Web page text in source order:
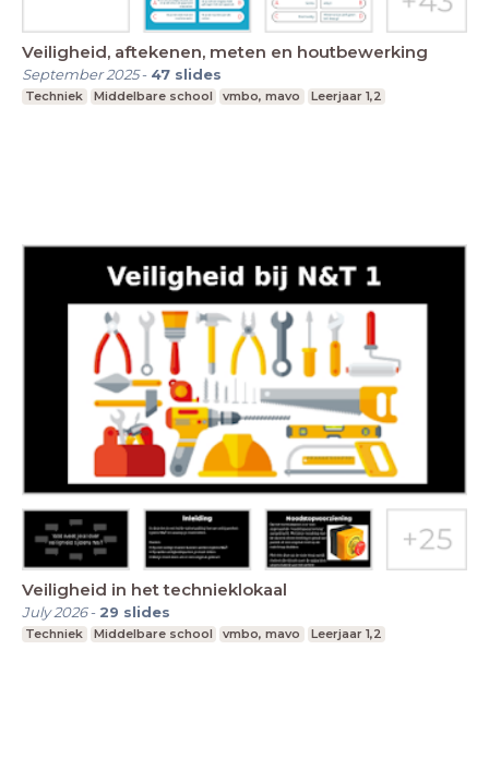
Veiligheid, aftekenen, meten en houtbewerking
September 2025- 47 slides
Techniek Middelbare school vmbo, mavo Leerjaar 1,2
Veiligheid in het technieklokaal
July 2026- 29 slides
Techniek Middelbare school vmbo, mavo Leerjaar 1,2